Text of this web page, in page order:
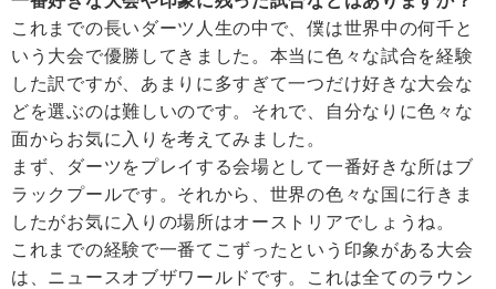
これまでの長いダーツ人生の中で、僕は世界中の何千と
いう大会で優勝してきました。本当に色々な試合を経験
した訳ですが、あまりに多すぎて一つだけ好きな大会な
どを選ぶのは難しいのです。それで、自分なりに色々な
面からお気に入りを考えてみました。
まず、ダーツをプレイする会場として一番好きな所はブ
ラックプールです。それから、世界の色々な国に行きま
したがお気に入りの場所はオーストリアでしょうね。
これまでの経験で一番てこずったという印象がある大会
は、ニュースオブザワールドです。これは全てのラウン